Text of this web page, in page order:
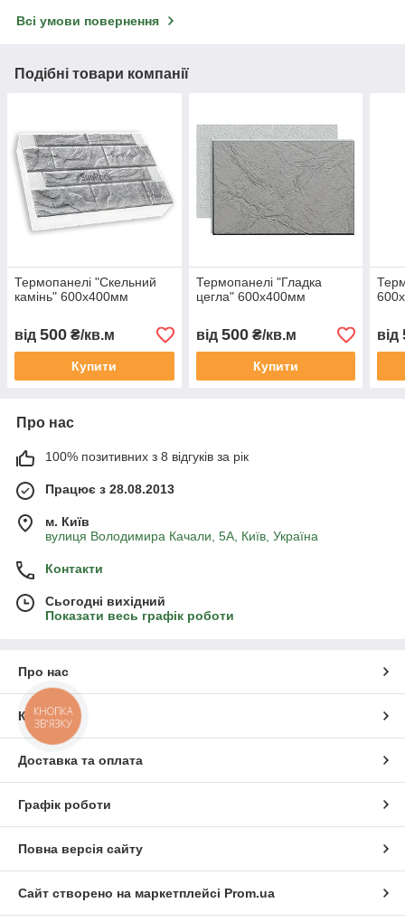
Всі умови повернення
Подібні товари компанії
Термопанелі "Скельний
камінь" 600х400мм
від 500 ₴/кв.м
Купити
Термопанелі "Гладка
цегла" 600х400мм
від 500₴/кв.м
Купити
від
Про нас
100% позитивних з 8 відгуків за рік
Працює з 28.08.2013
м. Київ
вулиця Володимира Качали, 5А, Київ, Україна
Контакти
Сьогодні вихідний
Показати весь графік роботи
Про нас
Контакти
Доставка та оплата
Графік роботи
Повна версія сайту
Сайт створено на маркетплейсі Prom.ua
КНОПКА
ЗВ'ЯЗКУ